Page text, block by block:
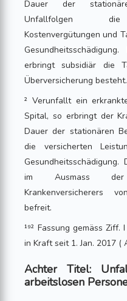
Dauer der
Unfallfolgen die
Kostenvergütungen und
erbringt subsidiär die
Über­versicherung besteht.
² Verunfallt ein
Spital, so erbringt der
Dauer der stationären
die versicherten
im Ausmass
Krankenversicherers
befreit.
¹⁹² Fassung gemäss
in Kraft seit 1. Jan. 2017 (
Achter Titel:
arbeitslosen